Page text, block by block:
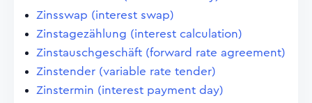
Zinsswap (interest swap)
Zinstagezählung (interest calculation)
Zinstauschgeschäft (forward rate agreement)
Zinstender (variable rate tender)
Zinstermin (interest payment day)